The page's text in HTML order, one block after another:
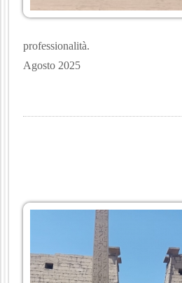
professionalità.
Agosto 2025